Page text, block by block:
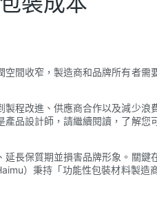
間收窄，製造商和品牌所有者需
程改進、供應商合作以及減少浪
品設計師，請繼續閱讀，了解您
長保質期並損害品牌形象。關鍵
）秉持「功能性包裝材料製造